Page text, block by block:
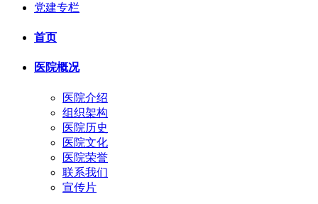
党建专栏
首页
医院概况
医院介绍
组织架构
医院历史
医院文化
医院荣誉
联系我们
宣传片